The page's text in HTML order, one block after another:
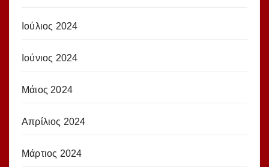
Ιούλιος 2024
Ιούνιος 2024
Μάιος 2024
Απρίλιος 2024
Μάρτιος 2024